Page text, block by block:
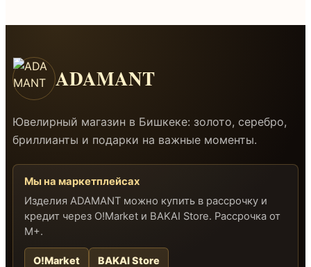
ADAMANT
Ювелирный магазин в Бишкеке: золото, серебро,
бриллианты и подарки на важные моменты.
Мы на маркетплейсах
Изделия ADAMANT можно купить в рассрочку и
кредит через O!Market и BAKAI Store. Рассрочка от
M+.
O!Market BAKAI Store